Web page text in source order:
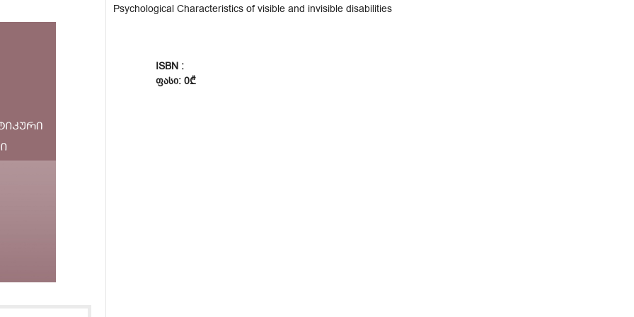
Psychological Characteristics of visible and invisible disabilities
ISBN :
ᲤᲐᲡᲘ: 0₾